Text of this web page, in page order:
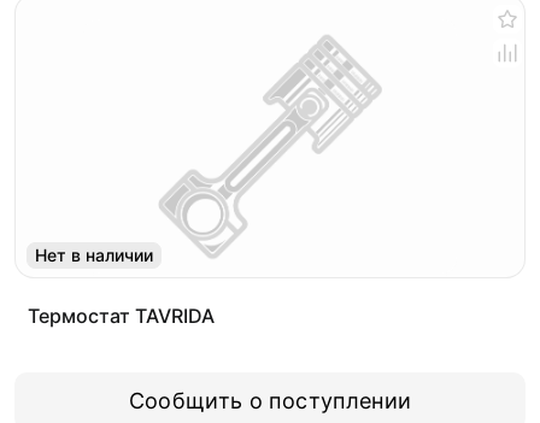
Нет в наличии
Термостат TAVRIDA
Сообщить о поступлении